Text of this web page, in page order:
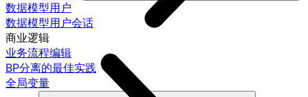
数据模型用户
数据模型用户会话
商业逻辑
业务流程编辑
BP分离的最佳实践
全局变量